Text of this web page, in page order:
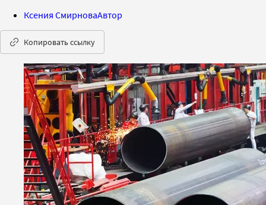
Ксения СмирноваАвтор
Копировать ссылку